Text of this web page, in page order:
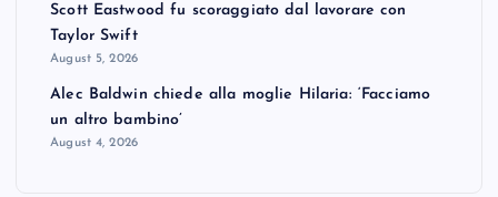
Scott Eastwood fu scoraggiato dal lavorare con
Taylor Swift
August 5, 2026
Alec Baldwin chiede alla moglie Hilaria: ‘Facciamo
un altro bambino’
August 4, 2026